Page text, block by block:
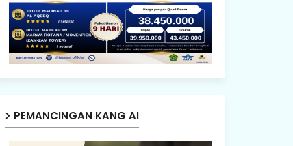
PEMANCINGAN KANG AI